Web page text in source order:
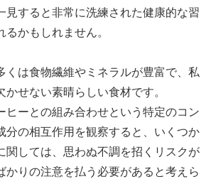
見すると非常に洗練された健康的な習
かもしれません。
くは食物繊維やミネラルが豊富で、私
かせない素晴らしい食材です。
ヒーとの組み合わせという特定のコン
分の相互作用を観察すると、いくつか
関しては、思わぬ不調を招くリスクが
かりの注意を払う必要があると考えら